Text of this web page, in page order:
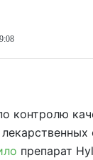
контролю
препарат